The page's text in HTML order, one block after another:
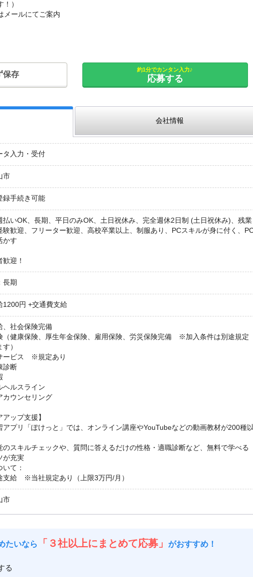
）
メールにてご案内
保存
約1分でカンタン入力♪
応募する
会社情報
タ入力・受付
市
録手続き可能
払いOK、長期、平日のみOK、土日祝休み、完全週休2日制 (土日祝休み)、残業
験歓迎、フリーター歓迎、高校卒業以上、制服あり、PCスキルが身に付く、
かす
迎！
長期
1200円 +交通費支給
、社会保険完備
（健康保険、厚生年金保険、雇用保険、労災保険完備 ※加入条件は別途規定
）
ービス ※規定あり
診断
ヘルスライン
カウンセリング
アップ支援】
アプリ「ぽけっと」では、オンライン講座やYouTubeなどの動画教材が200種
のスキルチェックや、質問に答えるだけの性格・適職診断など、無料で学べる
が充実
て：
支給 ※当社規定あり（上限3万円/月）
市
たいなら 「３社以上にまとめて応募」 がおすすめ！
る